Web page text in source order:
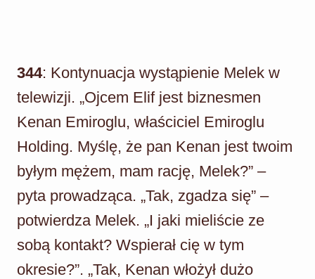
344: Kontynuacja wystąpienie Melek w
telewizji. „Ojcem Elif jest biznesmen
Kenan Emiroglu, właściciel Emiroglu
Holding. Myślę, że pan Kenan jest twoim
byłym mężem, mam rację, Melek?” –
pyta prowadząca. „Tak, zgadza się” –
potwierdza Melek. „I jaki mieliście ze
sobą kontakt? Wspierał cię w tym
okresie?”. „Tak, Kenan włożył dużo